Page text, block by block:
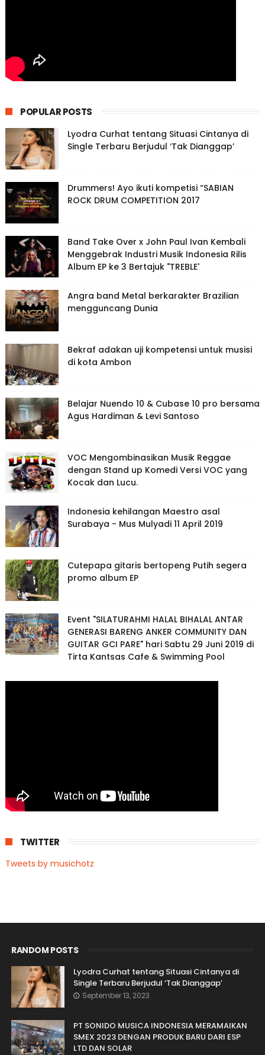
POPULAR POSTS
Lyodra Curhat tentang Situasi Cintanya di
Single Terbaru Berjudul ‘Tak Dianggap’
Drummers! Ayo ikuti kompetisi “SABIAN
ROCK DRUM COMPETITION 2017
Band Take Over x John Paul Ivan Kembali
Menggebrak Industri Musik Indonesia Rilis
Album EP ke 3 Bertajuk "TREBLE'
Angra band Metal berkarakter Brazilian
mengguncang Dunia
Bekraf adakan uji kompetensi untuk musisi
di kota Ambon
Belajar Nuendo 10 & Cubase 10 pro bersama
Agus Hardiman & Levi Santoso
VOC Mengombinasikan Musik Reggae
dengan Stand up Komedi Versi VOC yang
Kocak dan Lucu.
Indonesia kehilangan Maestro asal
Surabaya - Mus Mulyadi 11 April 2019
Cutepapa gitaris bertopeng Putih segera
promo album EP
Event "SILATURAHMI HALAL BIHALAL ANTAR
GENERASI BARENG ANKER COMMUNITY DAN
GUITAR GCI PARE" hari Sabtu 29 Juni 2019 di
Tirta Kantsas Cafe & Swimming Pool
TWITTER
Tweets by musichotz
RANDOM POSTS
Lyodra Curhat tentang Situasi Cintanya di
Single Terbaru Berjudul ‘Tak Dianggap’
September 13, 2023
PT SONIDO MUSICA INDONESIA MERAMAIKAN
SMEX 2023 DENGAN PRODUK BARU DARI ESP
LTD DAN SOLAR